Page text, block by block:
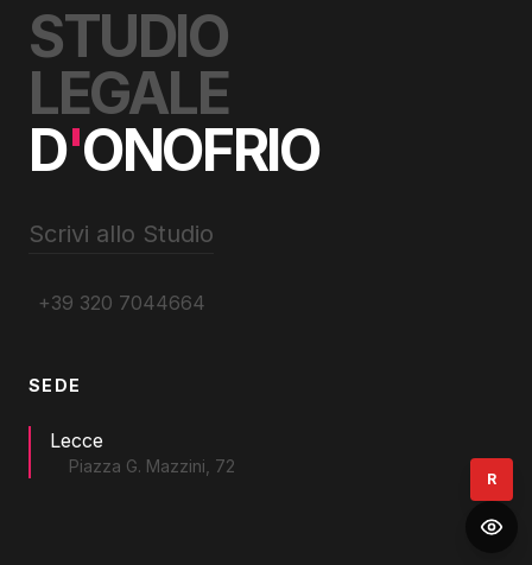
STUDIO
LEGALE
D'ONOFRIO
Scrivi allo Studio
+39 320 7044664
SEDE
Lecce
Piazza G. Mazzini, 72
R